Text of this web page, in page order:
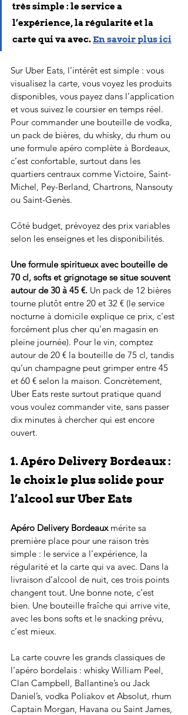
très simple : le service a
l’expérience, la régularité et la
carte qui va avec. En savoir plus ici
Sur Uber Eats, l’intérêt est simple : vous
visualisez la carte, vous voyez les produits
disponibles, vous payez dans l’application
et vous suivez le coursier en temps réel.
Pour commander une bouteille de vodka,
un pack de bières, du whisky, du rhum ou
une formule apéro complète à Bordeaux,
c’est confortable, surtout dans les
quartiers centraux comme Victoire, Saint-
Michel, Pey-Berland, Chartrons, Nansouty
ou Saint-Genès.
Côté budget, prévoyez des prix variables
selon les enseignes et les disponibilités.
Une formule spiritueux avec bouteille de
70 cl, softs et grignotage se situe souvent
autour de 30 à 45 €. Un pack de 12 bières
tourne plutôt entre 20 et 32 € (le service
nocturne à domicile explique ce prix, c'est
forcément plus cher qu'en magasin en
pleine journée). Pour le vin, comptez
autour de 20 € la bouteille de 75 cl, tandis
qu’un champagne peut grimper entre 45
et 60 € selon la maison. Concrètement,
Uber Eats reste surtout pratique quand
vous voulez commander vite, sans passer
dix minutes à chercher qui est encore
ouvert.
1. Apéro Delivery Bordeaux :
le choix le plus solide pour
l’alcool sur Uber Eats
Apéro Delivery Bordeaux mérite sa
première place pour une raison très
simple : le service a l’expérience, la
régularité et la carte qui va avec. Dans la
livraison d’alcool de nuit, ces trois points
changent tout. Une bonne note, c’est
bien. Une bouteille fraîche qui arrive vite,
avec les bons softs et le snacking prévu,
c’est mieux.
La carte couvre les grands classiques de
l’apéro bordelais : whisky William Peel,
Clan Campbell, Ballantine’s ou Jack
Daniel’s, vodka Poliakov et Absolut, rhum
Captain Morgan, Havana ou Saint James,